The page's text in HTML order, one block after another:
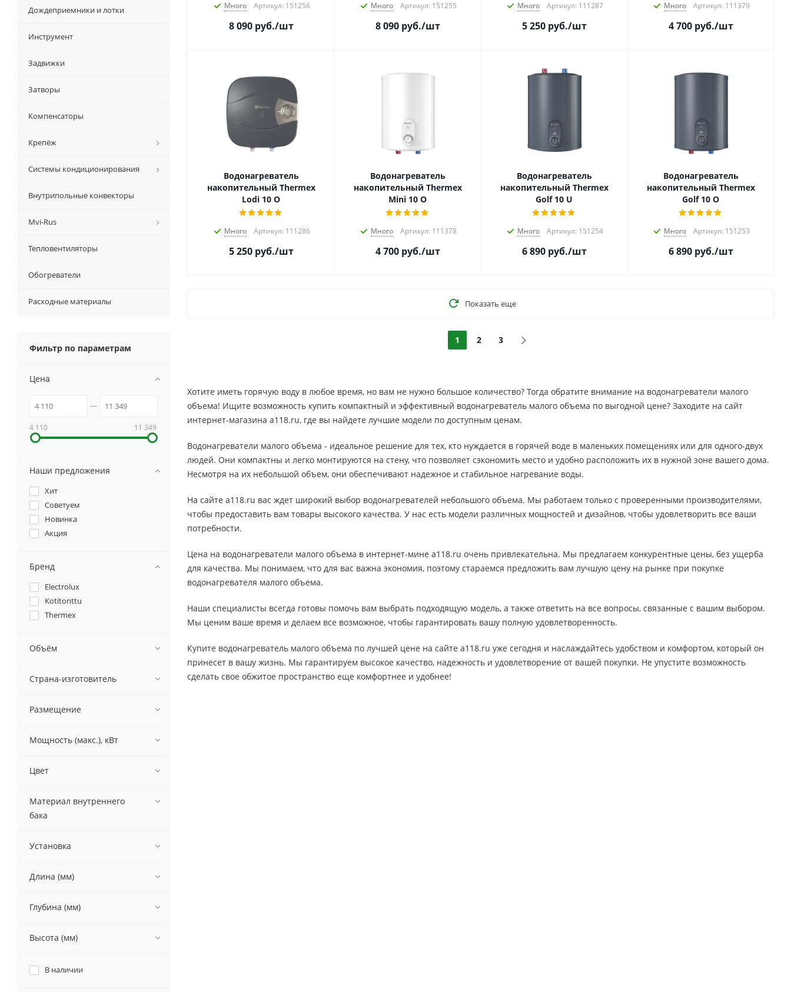
Много Артикул: 151256
8 090руб./шт
Много Артикул: 151255
8 090руб./шт
Много Артикул: 111287
5 250руб./шт
Много Артикул: 111379
4 700руб./шт
Водонагреватель
накопительный Thermex
Lodi 10 O
Много Артикул: 111286
5 250руб./шт
Водонагреватель
накопительный Thermex
Mini 10 O
Много Артикул: 111378
4 700руб./шт
Водонагреватель
накопительный Thermex
Golf 10 U
Много Артикул: 151254
6 890руб./шт
Водонагреватель
накопительный Thermex
Golf 10 O
Много Артикул: 151253
6 890руб./шт
Показать еще
1 2 3
Хотите иметь горячую воду в любое время, но вам не нужно большое количество? Тогда обратите внимание на водонагреватели малого
объема! Ищите возможность купить компактный и эффективный водонагреватель малого объема по выгодной цене? Заходите на сайт
интернет-магазина a118.ru, где вы найдете лучшие модели по доступным ценам.
Водонагреватели малого объема - идеальное решение для тех, кто нуждается в горячей воде в маленьких помещениях или для одного-двух
людей. Они компактны и легко монтируются на стену, что позволяет сэкономить место и удобно расположить их в нужной зоне вашего дома.
Несмотря на их небольшой объем, они обеспечивают надежное и стабильное нагревание воды.
На сайте a118.ru вас ждет широкий выбор водонагревателей небольшого объема. Мы работаем только с проверенными производителями,
чтобы предоставить вам товары высокого качества. У нас есть модели различных мощностей и дизайнов, чтобы удовлетворить все ваши
потребности.
Цена на водонагреватели малого объема в интернет-мине a118.ru очень привлекательна. Мы предлагаем конкурентные цены, без ущерба
для качества. Мы понимаем, что для вас важна экономия, поэтому стараемся предложить вам лучшую цену на рынке при покупке
водонагревателя малого объема.
Наши специалисты всегда готовы помочь вам выбрать подходящую модель, а также ответить на все вопросы, связанные с вашим выбором.
Мы ценим ваше время и делаем все возможное, чтобы гарантировать вашу полную удовлетворенность.
Купите водонагреватель малого объема по лучшей цене на сайте a118.ru уже сегодня и наслаждайтесь удобством и комфортом, который он
принесет в вашу жизнь. Мы гарантируем высокое качество, надежность и удовлетворение от вашей покупки. Не упустите возможность
сделать свое обжитое пространство еще комфортнее и удобнее!
Дождеприемники и лотки
Инструмент
Задвижки
Затворы
Компенсаторы
Крепёж
Системы кондиционирования
Внутрипольные конвекторы
Mvi-Rus
Тепловентиляторы
Обогреватели
Расходные материалы
Фильтр по параметрам
Цена
4 110 11 349
Наши предложения
Хит
Советуем
Новинка
Акция
Бренд
Electrolux
Kotitonttu
Thermex
Объём
Страна-изготовитель
Размещение
Мощность (макс.), кВт
Цвет
Материал внутреннего
бака
Установка
Длина (мм)
Глубина (мм)
Высота (мм)
В наличии